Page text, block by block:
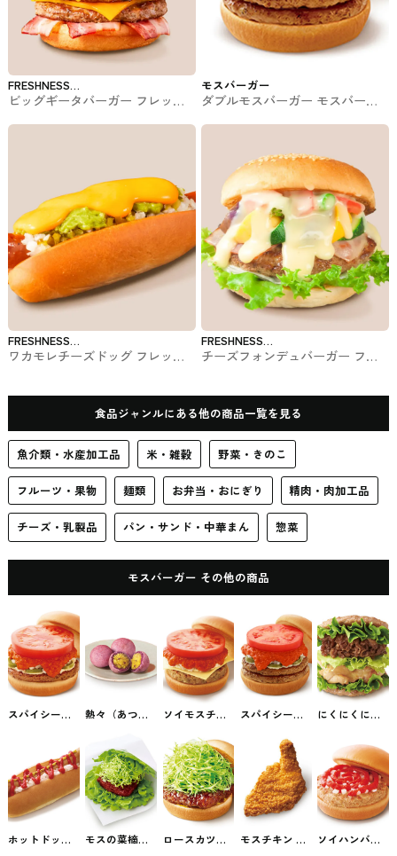
FRESHNESS
BURGER
ビッグギータバーガー フレッシ
モスバーガー
ダブルモスバーガー モスバーガ
FRESHNESS
BURGER
ワカモレチーズドッグ フレッシ
FRESHNESS
BURGER
チーズフォンデュバーガー フレ
食品ジャンルにある他の商品一覧を見る
魚介類・水産加工品 米・雑穀 野菜・きのこ
フルーツ・果物 麺類 お弁当・おにぎり 精肉・肉加工品
チーズ・乳製品 パン・サンド・中華まん 惣菜
モスバーガー その他の商品
スパイシーモ
スバーガー モ
熱々（あつあ
つ）おさつボ
の期間限定
ソイモスチー
ズバーガー モ
ファストフー
ド
スパイシーダ
ブルモスバー
ガー #ファス
トフード
にくにくにく
バーガー モス
ァストフード
ホットドッグ
モスバーガー
モスの菜摘
（なつみ）ロ
ロースカツバ
ーガー モスバ
モスチキン モ
スバーガー #
ソイハンバー
ガー モスバー